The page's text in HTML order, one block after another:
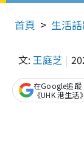
首頁 生活
文: 王庭芝
在Google追蹤
《UHK 港生活》